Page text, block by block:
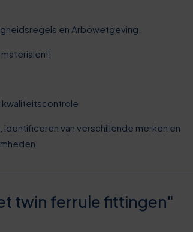
en Arbowetgeving.
kwaliteitscontrole
identificeren van verschillende merken en
twin ferrule fittingen"
6
6